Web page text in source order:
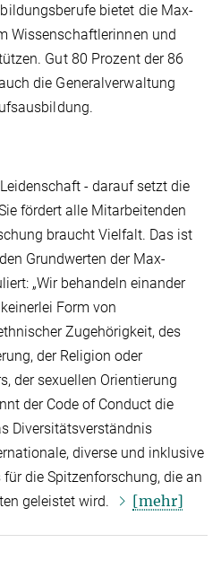
bietet die Max-
Wissenschaftlerinnen und
Gut 80 Prozent der 86
die Generalverwaltung
- darauf setzt die
fördert alle Mitarbeitenden
braucht Vielfalt. Das ist
Grundwerten der Max-
„Wir behandeln einander
Form von
Zugehörigkeit, des
der Religion oder
der sexuellen Orientierung
der Code of Conduct die
Diversitätsverständnis
diverse und inklusive
die Spitzenforschung, die an
geleistet wird.
[mehr]